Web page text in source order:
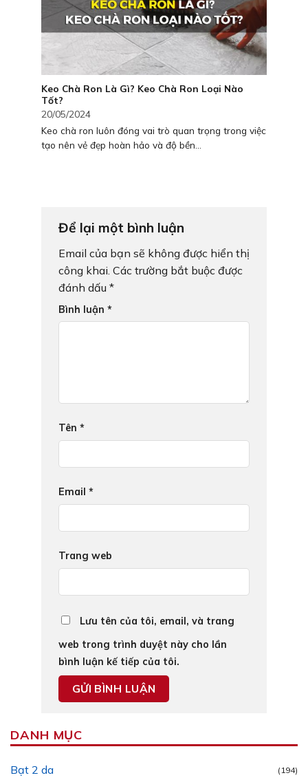
Keo Chà Ron Là Gì? Keo Chà Ron Loại Nào
Tốt?
20/05/2024
Keo chà ron luôn đóng vai trò quan trọng trong việc
tạo nên vẻ đẹp hoàn hảo và độ bền...
Để lại một bình luận
Email của bạn sẽ không được hiển thị
công khai. Các trường bắt buộc được
đánh dấu *
Bình luận *
Tên *
Email *
Trang web
Lưu tên của tôi, email, và trang
web trong trình duyệt này cho lần
bình luận kế tiếp của tôi.
DANH MỤC
Bạt 2 da (194)